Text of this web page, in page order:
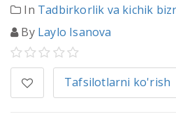
In Tadbirkorlik va kichik
By Laylo Isanova
Tafsilotlarni ko'rish